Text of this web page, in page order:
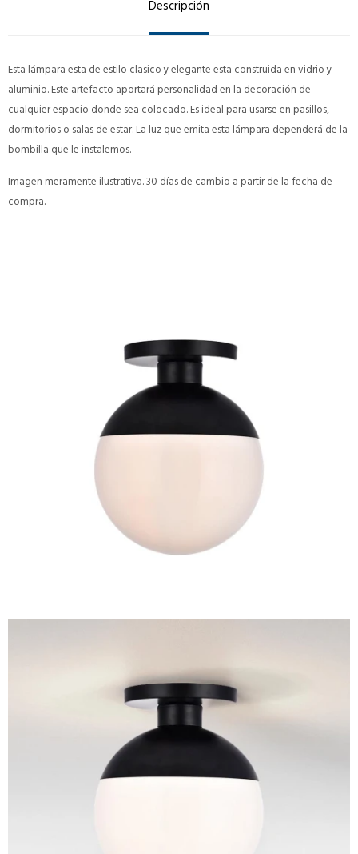
Descripción
Esta lámpara esta de estilo clasico y elegante esta construida en vidrio y
aluminio. Este artefacto aportará personalidad en la decoración de
cualquier espacio donde sea colocado. Es ideal para usarse en pasillos,
dormitorios o salas de estar. La luz que emita esta lámpara dependerá de la
bombilla que le instalemos.
Imagen meramente ilustrativa. 30 días de cambio a partir de la fecha de
compra.